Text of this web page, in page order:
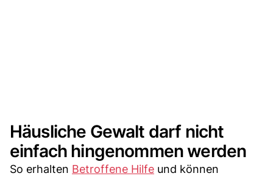
Häusliche Gewalt darf nicht
einfach hingenommen werden
So erhalten Betroffene Hilfe und können